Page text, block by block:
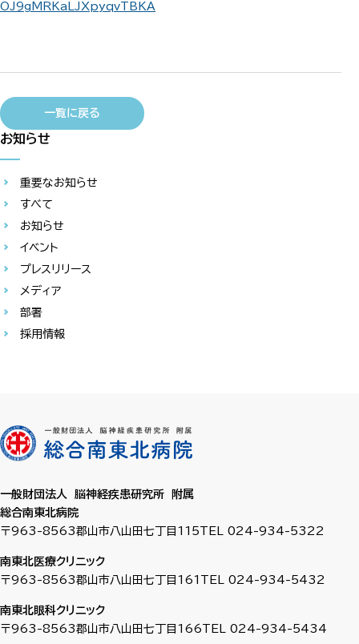
OJ9gMRKaLJXpyqvTBKA
一覧に戻る
お知らせ
重要なお知らせ
すべて
お知らせ
イベント
プレスリリース
メディア
部署
採用情報
一般財団法人 脳神経疾患研究所 附属
総合南東北病院
〒963-8563郡山市八山田七丁目115 TEL 024-934-5322
南東北医療クリニック
〒963-8563郡山市八山田七丁目161 TEL 024-934-5432
南東北眼科クリニック
〒963-8563郡山市八山田七丁目166 TEL 024-934-5434